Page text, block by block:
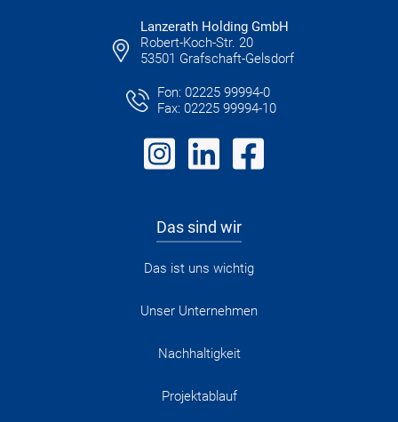
Lanzerath Holding GmbH
Robert-Koch-Str. 20
53501 Grafschaft-Gelsdorf
Fon: 02225 99994-0
Fax: 02225 99994-10
Das sind wir
Das ist uns wichtig
Unser Unternehmen
Nachhaltigkeit
Projektablauf